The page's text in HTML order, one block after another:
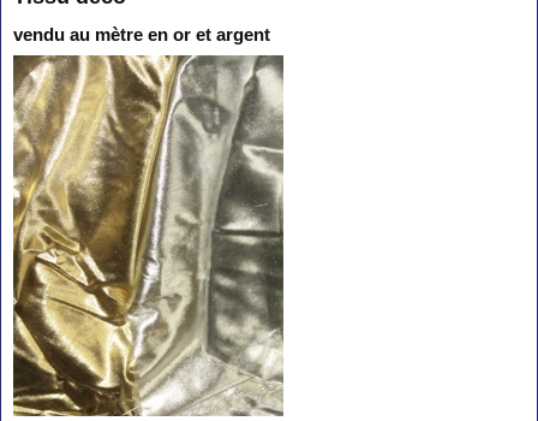
vendu au mètre en or et argent